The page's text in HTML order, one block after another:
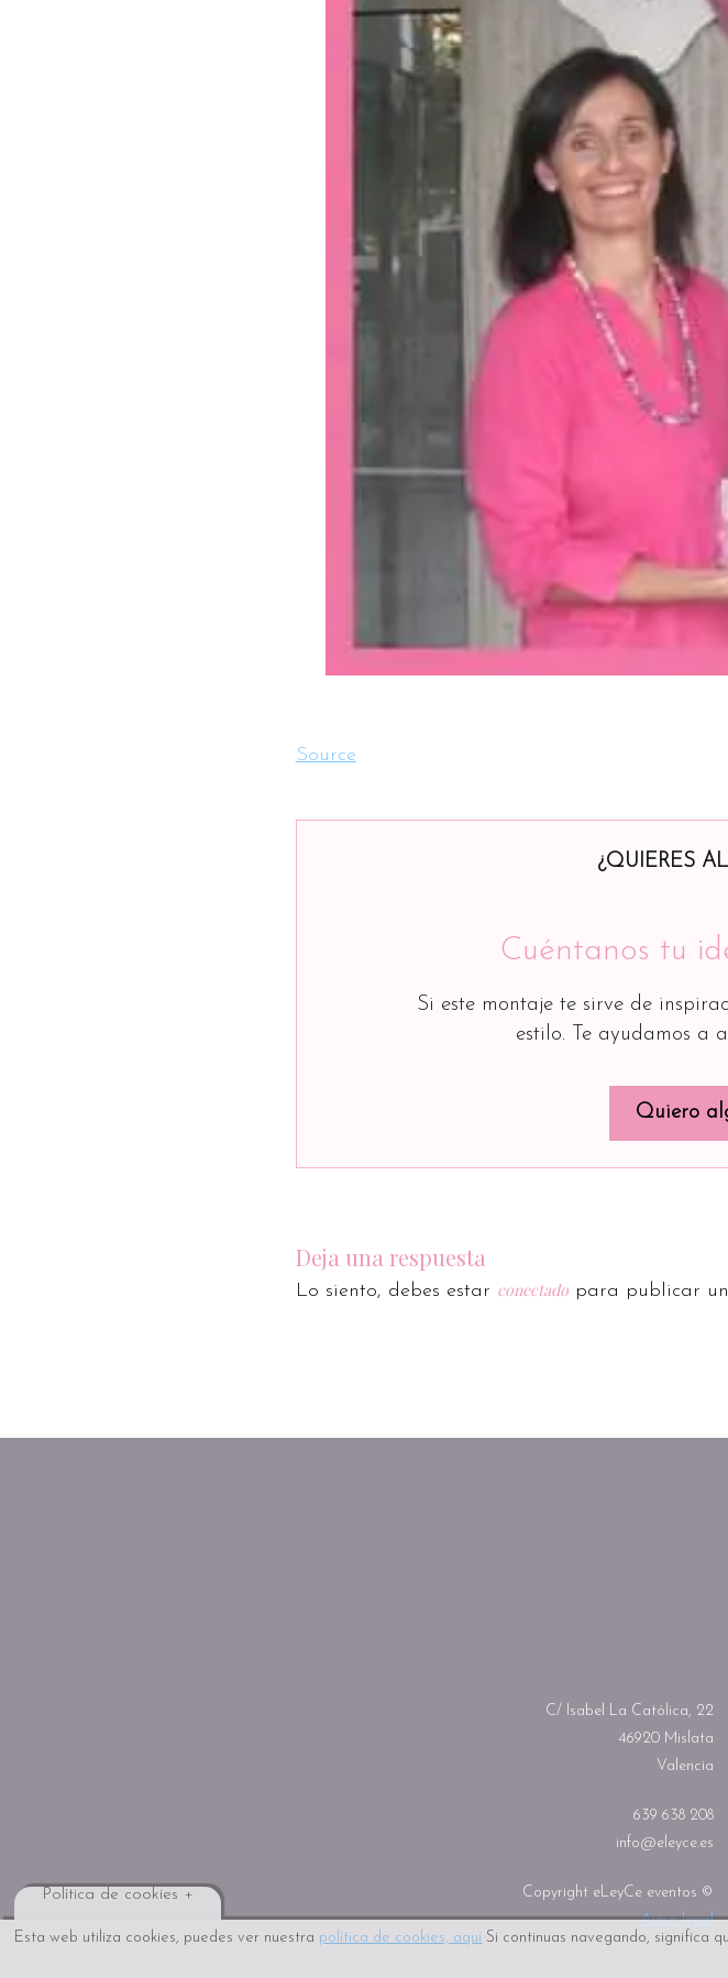
Esta web utiliza cookies, puedes ver nuestra política de cookies, aquí Si continuas navegando, significa
Política de cookies +
Source
¿QUIERES
Cuéntanos tu
Si este montaje te sirve de
estilo. Te ayudamos a
Quiero
Deja una respuesta
Lo siento, debes estar conectadopara publicar un
C/ Isabel La Católica, 22
46920 Mislata
Valencia
639 638 208
info@eleyce.es
Copyright eLeyCe eventos ©
Aviso legal